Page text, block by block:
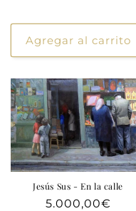
Agregar al carrito
Jesús Sus - En la calle
Precio
5.000,00€